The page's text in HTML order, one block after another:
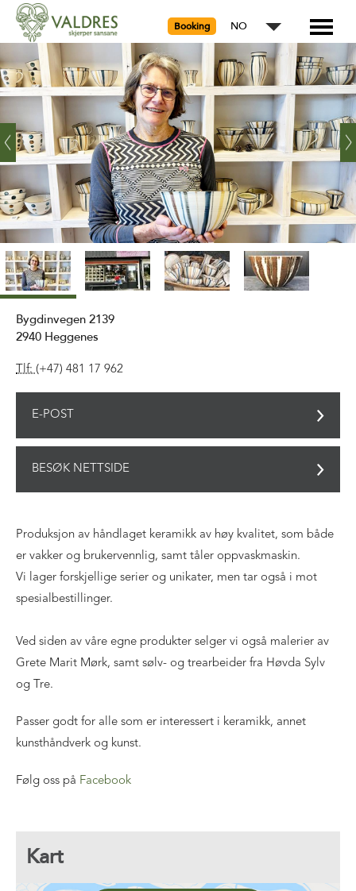
Booking NO
Prev
Bygdinvegen 2139
2940 Heggenes
Tlf:(+47) 481 17 962
E-POST
BESØK NETTSIDE
Produksjon av håndlaget keramikk av høy kvalitet, som både
er vakker og brukervennlig, samt tåler oppvaskmaskin.
Vi lager forskjellige serier og unikater, men tar også i mot
spesialbestillinger.
Ved siden av våre egne produkter selger vi også malerier av
Grete Marit Mørk, samt sølv- og trearbeider fra Høvda Sylv
og Tre.
Passer godt for alle som er interessert i keramikk, annet
kunsthåndverk og kunst.
Følg oss på Facebook
Kart